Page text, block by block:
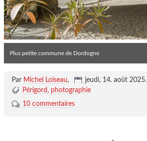
Plus petite commune de Dordogne
Par Michel Loiseau, jeudi, 14. août 2025.
Périgord
photographie
10 commentaires